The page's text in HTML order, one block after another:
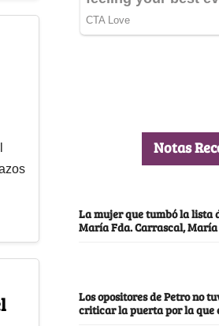
Notas
La mujer que tumbó la lista
María Fda. Carrascal,
Los opositores de Petro no
criticar la puerta por la que